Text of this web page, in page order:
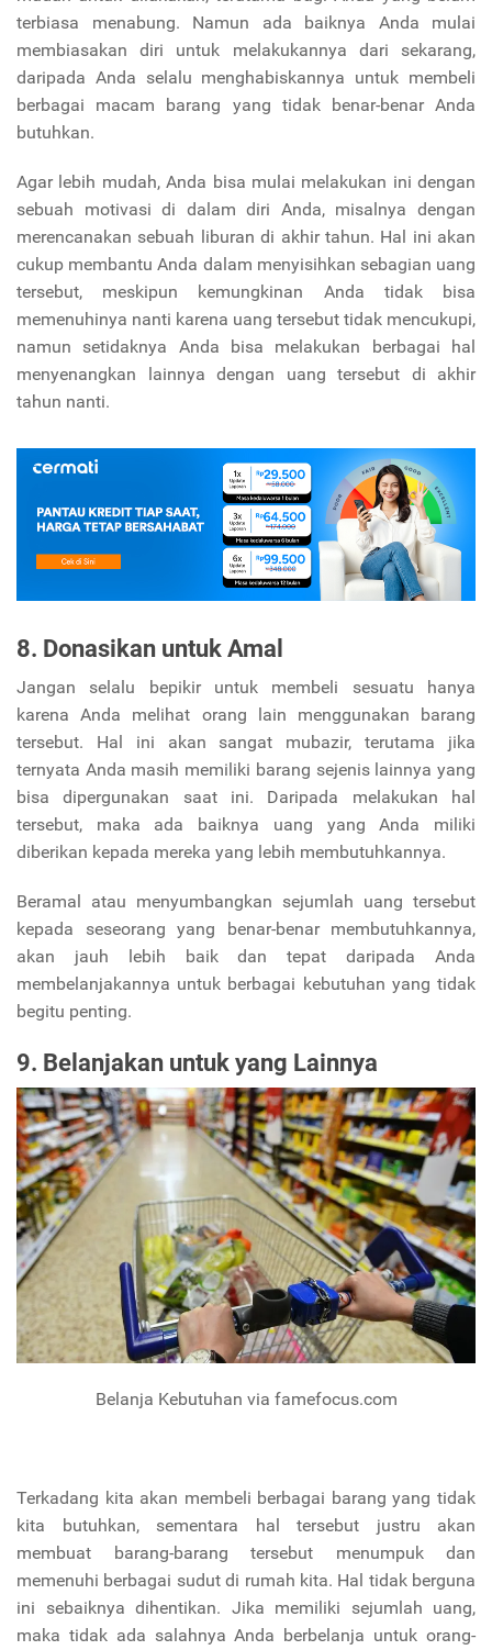
terbiasa menabung. Namun ada baiknya Anda mulai
membiasakan diri untuk melakukannya dari sekarang,
daripada Anda selalu menghabiskannya untuk membeli
berbagai macam barang yang tidak benar-benar Anda
butuhkan.
Agar lebih mudah, Anda bisa mulai melakukan ini dengan
sebuah motivasi di dalam diri Anda, misalnya dengan
merencanakan sebuah liburan di akhir tahun. Hal ini akan
cukup membantu Anda dalam menyisihkan sebagian uang
tersebut, meskipun kemungkinan Anda tidak bisa
memenuhinya nanti karena uang tersebut tidak mencukupi,
namun setidaknya Anda bisa melakukan berbagai hal
menyenangkan lainnya dengan uang tersebut di akhir
tahun nanti.
8. Donasikan untuk Amal
Jangan selalu bepikir untuk membeli sesuatu hanya
karena Anda melihat orang lain menggunakan barang
tersebut. Hal ini akan sangat mubazir, terutama jika
ternyata Anda masih memiliki barang sejenis lainnya yang
bisa dipergunakan saat ini. Daripada melakukan hal
tersebut, maka ada baiknya uang yang Anda miliki
diberikan kepada mereka yang lebih membutuhkannya.
Beramal atau menyumbangkan sejumlah uang tersebut
kepada seseorang yang benar-benar membutuhkannya,
akan jauh lebih baik dan tepat daripada Anda
membelanjakannya untuk berbagai kebutuhan yang tidak
begitu penting.
9. Belanjakan untuk yang Lainnya
Belanja Kebutuhan via famefocus.com
Terkadang kita akan membeli berbagai barang yang tidak
kita butuhkan, sementara hal tersebut justru akan
membuat barang-barang tersebut menumpuk dan
memenuhi berbagai sudut di rumah kita. Hal tidak berguna
ini sebaiknya dihentikan. Jika memiliki sejumlah uang,
maka tidak ada salahnya Anda berbelanja untuk orang-